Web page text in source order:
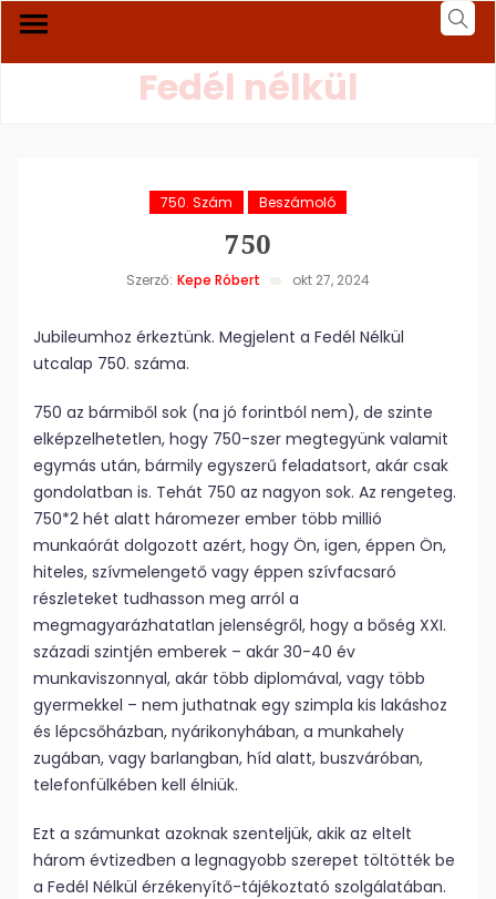
Fedél nélkül
750. Szám Beszámoló
750
Szerző: Kepe Róbert okt 27, 2024
Jubileumhoz érkeztünk. Megjelent a Fedél Nélkül
utcalap 750. száma.
750 az bármiből sok (na jó forintból nem), de szinte
elképzelhetetlen, hogy 750-szer megtegyünk valamit
egymás után, bármily egyszerű feladatsort, akár csak
gondolatban is. Tehát 750 az nagyon sok. Az rengeteg.
750*2 hét alatt háromezer ember több millió
munkaórát dolgozott azért, hogy Ön, igen, éppen Ön,
hiteles, szívmelengető vagy éppen szívfacsaró
részleteket tudhasson meg arról a
megmagyarázhatatlan jelenségről, hogy a bőség XXI.
századi szintjén emberek – akár 30-40 év
munkaviszonnyal, akár több diplomával, vagy több
gyermekkel – nem juthatnak egy szimpla kis lakáshoz
és lépcsőházban, nyárikonyhában, a munkahely
zugában, vagy barlangban, híd alatt, buszváróban,
telefonfülkében kell élniük.
Ezt a számunkat azoknak szenteljük, akik az eltelt
három évtizedben a legnagyobb szerepet töltötték be
a Fedél Nélkül érzékenyítő-tájékoztató szolgálatában.